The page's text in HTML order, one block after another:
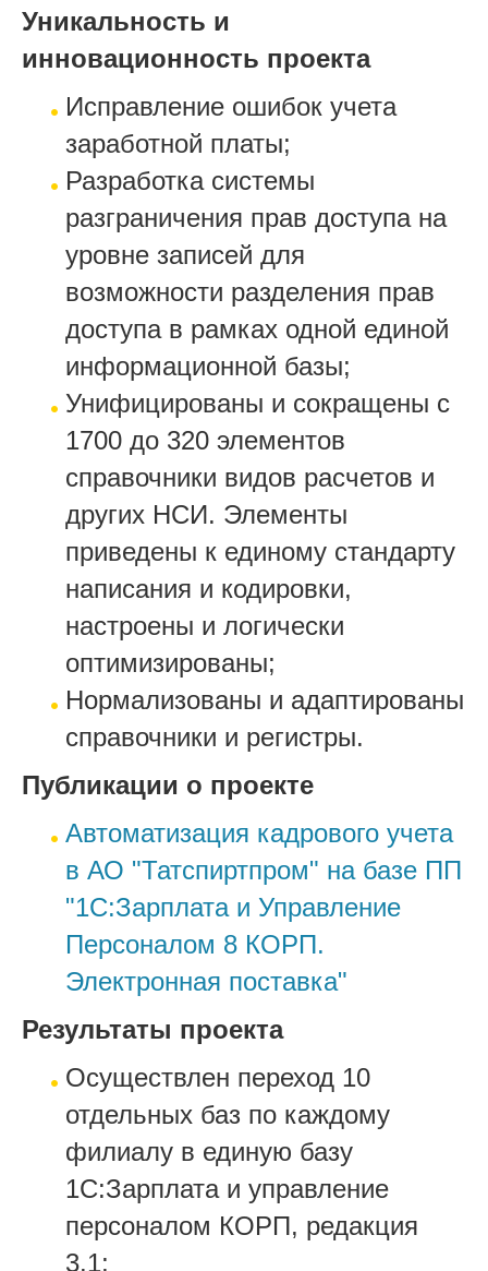
Уникальность и
инновационность проекта
Исправление ошибок учета
заработной платы;
Разработка системы
разграничения прав доступа на
уровне записей для
возможности разделения прав
доступа в рамках одной единой
информационной базы;
Унифицированы и сокращены с
1700 до 320 элементов
справочники видов расчетов и
других НСИ. Элементы
приведены к единому стандарту
написания и кодировки,
настроены и логически
оптимизированы;
Нормализованы и адаптированы
справочники и регистры.
Публикации о проекте
Автоматизация кадрового учета
в АО "Татспиртпром" на базе ПП
"1С:Зарплата и Управление
Персоналом 8 КОРП.
Электронная поставка"
Результаты проекта
Осуществлен переход 10
отдельных баз по каждому
филиалу в единую базу
1С:Зарплата и управление
персоналом КОРП, редакция
3.1;